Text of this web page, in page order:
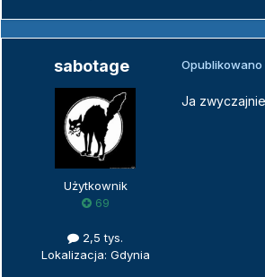
sabotage
Użytkownik
69
2,5 tys.
Lokalizacja: Gdynia
Opublikowano
Ja